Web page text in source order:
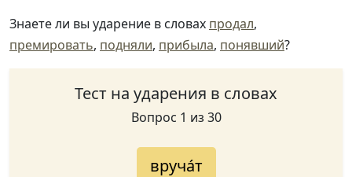
Знаете ли вы ударение в словах продал,
премировать, подняли, прибыла, понявший?
Тест на ударения в словах
Вопрос 1 из 30
вруча́т